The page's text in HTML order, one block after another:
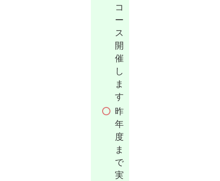
コ
ー
ス
開
催
し
ま
す
昨
年
度
ま
で
実